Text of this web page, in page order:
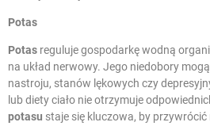
Potas
Potas reguluje gospodarkę wodną
na układ nerwowy. Jego niedobory
nastroju, stanów lękowych czy
lub diety ciało nie otrzymuje
potasu staje się kluczowa, by